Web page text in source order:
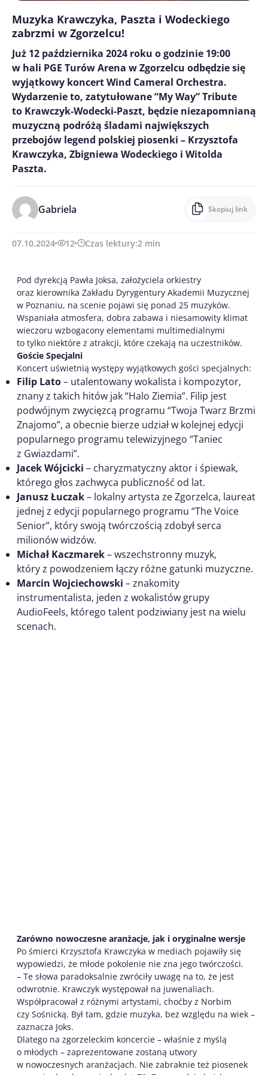
Muzyka Krawczyka, Paszta i Wodeckiego
zabrzmi w Zgorzelcu!
Już 12 października 2024 roku o godzinie 19:00
w hali PGE Turów Arena w Zgorzelcu odbędzie się
wyjątkowy koncert Wind Cameral Orchestra.
Wydarzenie to, zatytułowane “My Way” Tribute
to Krawczyk-Wodecki-Paszt, będzie niezapomnianą
muzyczną podróżą śladami największych
przebojów legend polskiej piosenki – Krzysztofa
Krawczyka, Zbigniewa Wodeckiego i Witolda
Paszta.
Gabriela Skopiuj link
07.10.2024 12 Czas lektury:2 min
Pod dyrekcją Pawła Joksa, założyciela orkiestry
oraz kierownika Zakładu Dyrygentury Akademii Muzycznej
w Poznaniu, na scenie pojawi się ponad 25 muzyków.
Wspaniała atmosfera, dobra zabawa i niesamowity klimat
wieczoru wzbogacony elementami multimedialnymi
to tylko niektóre z atrakcji, które czekają na uczestników.
Goście Specjalni
Koncert uświetnią występy wyjątkowych gości specjalnych:
Filip Lato– utalentowany wokalista i kompozytor,
znany z takich hitów jak “Halo Ziemia”. Filip jest
podwójnym zwycięzcą programu “Twoja Twarz Brzmi
Znajomo”, a obecnie bierze udział w kolejnej edycji
popularnego programu telewizyjnego “Taniec
z Gwiazdami”.
Jacek Wójcicki – charyzmatyczny aktor i śpiewak,
którego głos zachwyca publiczność od lat.
Janusz Łuczak– lokalny artysta ze Zgorzelca, laureat
jednej z edycji popularnego programu “The Voice
Senior”, który swoją twórczością zdobył serca
milionów widzów.
Michał Kaczmarek– wszechstronny muzyk,
który z powodzeniem łączy różne gatunki muzyczne.
Marcin Wojciechowski – znakomity
instrumentalista, jeden z wokalistów grupy
AudioFeels, którego talent podziwiany jest na wielu
scenach.
Zarówno nowoczesne aranżacje, jak i oryginalne wersje
Po śmierci Krzysztofa Krawczyka w mediach pojawiły się
wypowiedzi, że młode pokolenie nie zna jego twórczości.
– Te słowa paradoksalnie zwróciły uwagę na to, że jest
odwrotnie. Krawczyk występował na juwenaliach.
Współpracował z różnymi artystami, choćby z Norbim
czy Sośnicką. Był tam, gdzie muzyka, bez względu na wiek –
zaznacza Joks.
Dlatego na zgorzeleckim koncercie – właśnie z myślą
o młodych – zaprezentowane zostaną utwory
w nowoczesnych aranżacjach. Nie zabraknie też piosenek